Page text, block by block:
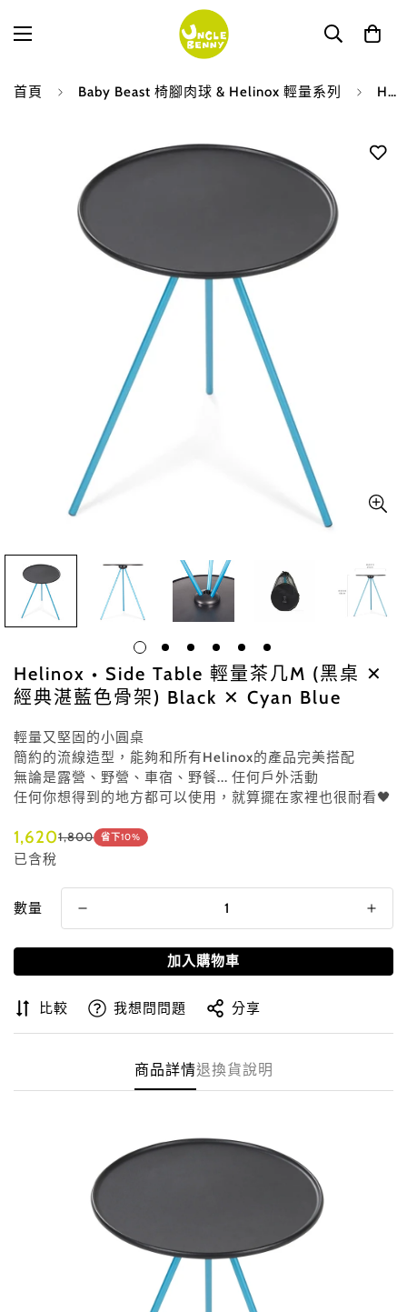
首頁 Baby Beast 椅腳肉球 & Helinox 輕量系列 Helinox • Side Table 輕量茶几M (黑桌 ✕ 經典湛藍色骨架) Black ✕ Cyan Blue
Helinox • Side Table 輕量茶几M (黑桌 ✕
經典湛藍色骨架) Black ✕ Cyan Blue
輕量又堅固的小圓桌
簡約的流線造型，能夠和所有Helinox的產品完美搭配
無論是露營、野營、車宿、野餐... 任何戶外活動
任何你想得到的地方都可以使用，就算擺在家裡也很耐看🖤
Translation
missing:
TW.products.product.price.sale_price
1,620
Translation
missing:
TW.products.product.price.regular_price
1,800 省下10%
已含稅
數量
加入購物車
比較 我想問問題 分享
商品詳情退換貨說明